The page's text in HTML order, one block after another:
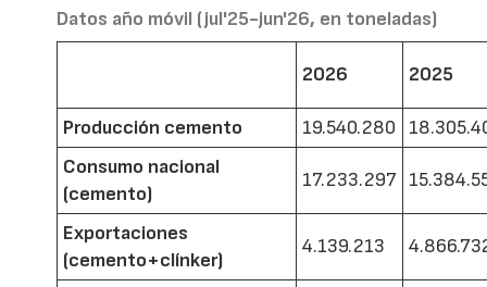
Datos año móvil (jul'25-jun'26, en toneladas)
2026 2025
Producción cemento 19.540.280
Consumo nacional
(cemento)
17.233.297
Exportaciones
(cemento+clínker)
4.139.213